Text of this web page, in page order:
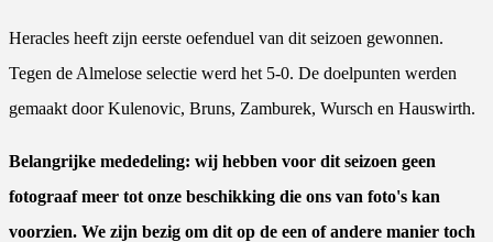
Heracles heeft zijn eerste oefenduel van dit seizoen gewonnen.
Tegen de Almelose selectie werd het 5-0. De doelpunten werden
gemaakt door Kulenovic, Bruns, Zamburek, Wursch en Hauswirth.
Belangrijke mededeling: wij hebben voor dit seizoen geen
fotograaf meer tot onze beschikking die ons van foto's kan
voorzien. We zijn bezig om dit op de een of andere manier toch